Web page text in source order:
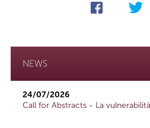
NEWS
24/07/2026
Call for Abstracts - La